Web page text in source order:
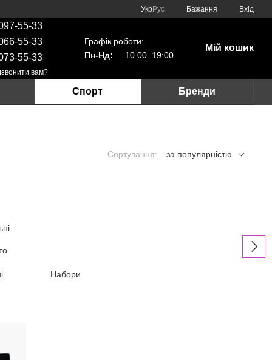
УкрРус Бажання Вхід
55-33
55-33
55-33
вам?
Графік роботи:
Пн-Нд:
10.00–19:00
Мій кошик
Спорт Бренди
Сортування: за популярністю
Набори